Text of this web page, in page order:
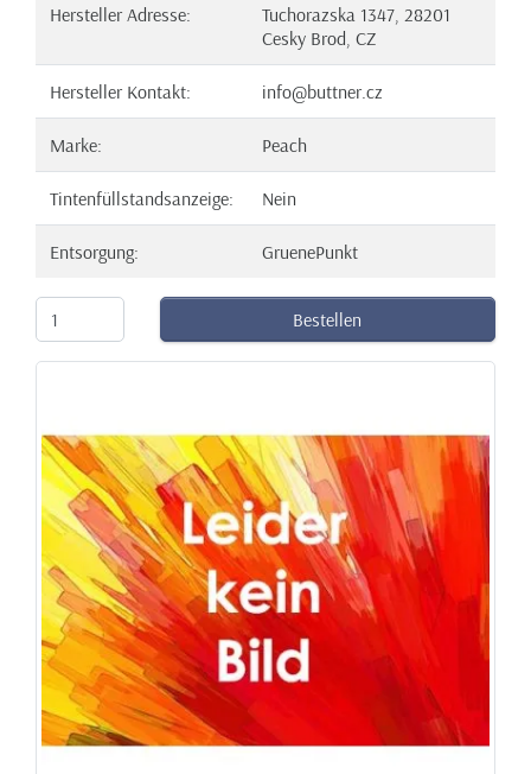
Hersteller Adresse:
Tuchorazska 1347, 28201
Cesky Brod, CZ
Hersteller Kontakt: info@buttner.cz
Marke: Peach
Tintenfüllstandsanzeige: Nein
Entsorgung: GruenePunkt
Bestellen